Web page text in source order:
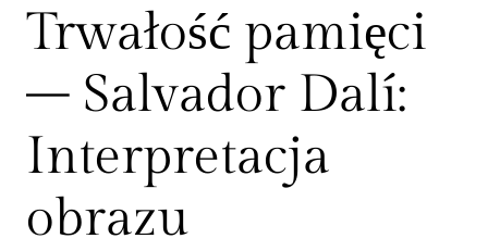
Trwałość pamięci
– Salvador Dalí:
Interpretacja
obrazu